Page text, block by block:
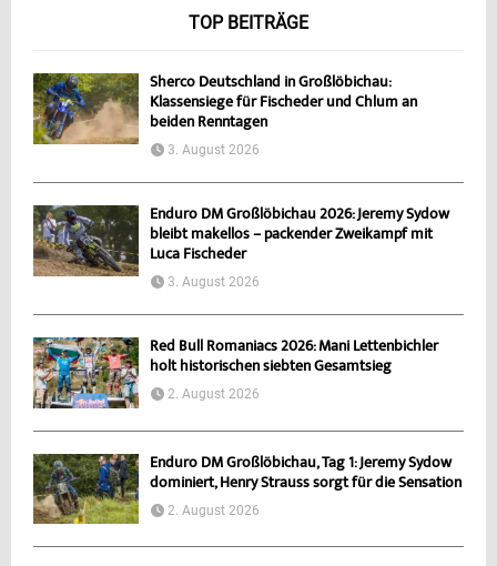
TOP BEITRÄGE
Sherco Deutschland in Großlöbichau:
Klassensiege für Fischeder und Chlum an
beiden Renntagen
3. August 2026
Enduro DM Großlöbichau 2026: Jeremy Sydow
bleibt makellos – packender Zweikampf mit
Luca Fischeder
3. August 2026
Red Bull Romaniacs 2026: Mani Lettenbichler
holt historischen siebten Gesamtsieg
2. August 2026
Enduro DM Großlöbichau, Tag 1: Jeremy Sydow
dominiert, Henry Strauss sorgt für die Sensation
2. August 2026